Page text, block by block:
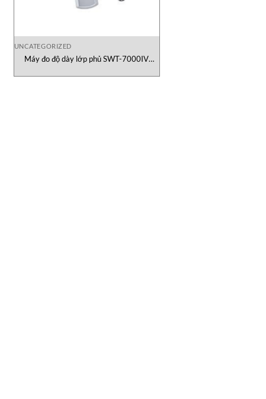
UNCATEGORIZED
Máy đo độ dày lớp phủ SWT-7000IV